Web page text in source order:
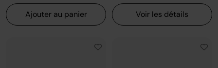
Ajouter au panier
Voir les détails